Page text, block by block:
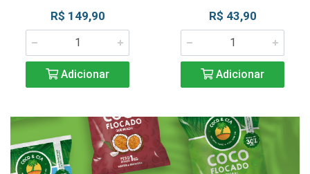
R$ 149,90
Adicionar
R$ 43,90
Adicionar